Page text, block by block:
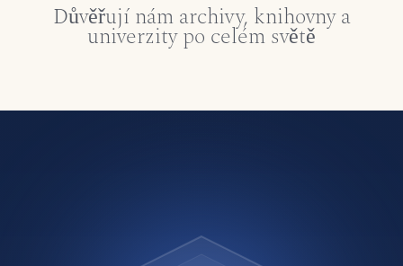
Důvěřují nám archivy, knihovny a
univerzity po celém světě